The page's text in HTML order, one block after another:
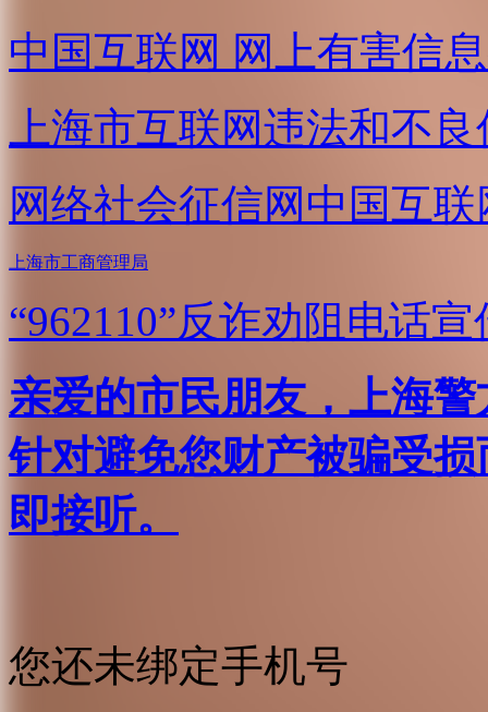
中国互联网 网上有害信
上海市互联网违法和不
网络社会征信网 中国互
上海市工商管理局
“962110”反诈劝阻电话宣
亲爱的市民朋友，上海
针对避免您财产被骗受
即接听。
您还未绑定手机号